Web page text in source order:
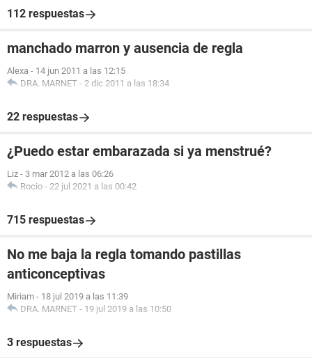
112 respuestas
manchado marron y ausencia de regla
Alexa - 14 jun 2011 a las 12:15
DRA. MARNET - 2 dic 2011 a las 18:34
22 respuestas
¿Puedo estar embarazada si ya menstrué?
Liz - 3 mar 2012 a las 06:26
Rocio - 22 jul 2021 a las 00:42
715 respuestas
No me baja la regla tomando pastillas
anticonceptivas
Miriam - 18 jul 2019 a las 11:39
DRA. MARNET - 19 jul 2019 a las 10:50
3 respuestas